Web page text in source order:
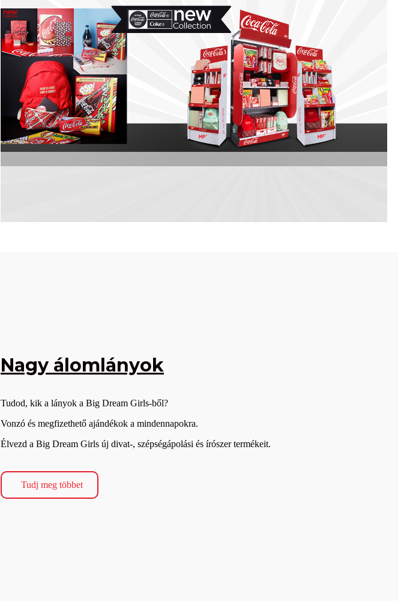
Nagy álomlányok
Tudod, kik a lányok a Big Dream Girls-ből?
Vonzó és megfizethető ajándékok a mindennapokra.
Élvezd a Big Dream Girls új divat-, szépségápolási és írószer termékeit.
Tudj meg többet